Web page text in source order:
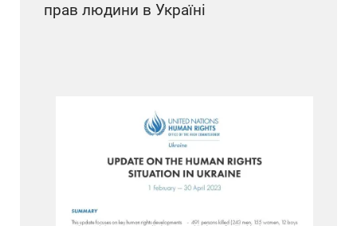
прав людини в Україні